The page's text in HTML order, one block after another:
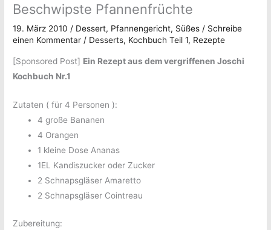
Beschwipste Pfannenfrüchte
19. März 2010 / Dessert, Pfannengericht, Süßes / Schreibe
einen Kommentar / Desserts, Kochbuch Teil 1, Rezepte
[Sponsored Post] Ein Rezept aus dem vergriffenen Joschi
Kochbuch Nr.1
Zutaten ( für 4 Personen ):
4 große Bananen
4 Orangen
1 kleine Dose Ananas
1EL Kandiszucker oder Zucker
2 Schnapsgläser Amaretto
2 Schnapsgläser Cointreau
Zubereitung: